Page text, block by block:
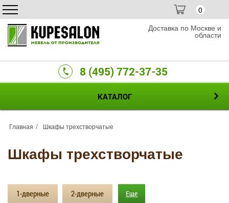
0
Доставка по Москве и
области
8 (495) 772-37-35
КАТАЛОГ
Главная Шкафы трехстворчатые
Шкафы трехстворчатые
1-дверные 2-дверные Еще